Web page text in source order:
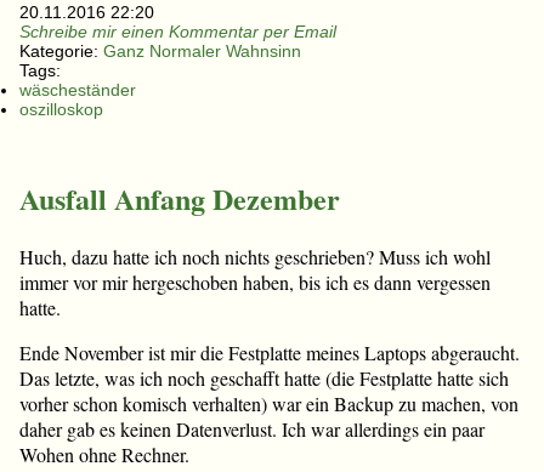
20.11.2016 22:20
Schreibe mir einen Kommentar per Email
Kategorie: Ganz Normaler Wahnsinn
Tags:
wäscheständer
oszilloskop
Ausfall Anfang Dezember
Huch, dazu hatte ich noch nichts geschrieben? Muss ich wohl
immer vor mir hergeschoben haben, bis ich es dann vergessen
hatte.
Ende November ist mir die Festplatte meines Laptops abgeraucht.
Das letzte, was ich noch geschafft hatte (die Festplatte hatte sich
vorher schon komisch verhalten) war ein Backup zu machen, von
daher gab es keinen Datenverlust. Ich war allerdings ein paar
Wohen ohne Rechner.